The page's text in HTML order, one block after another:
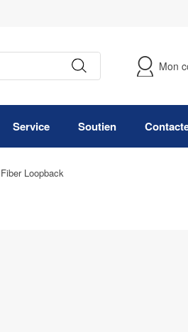
Mon
Service Soutien
Fiber Loopback